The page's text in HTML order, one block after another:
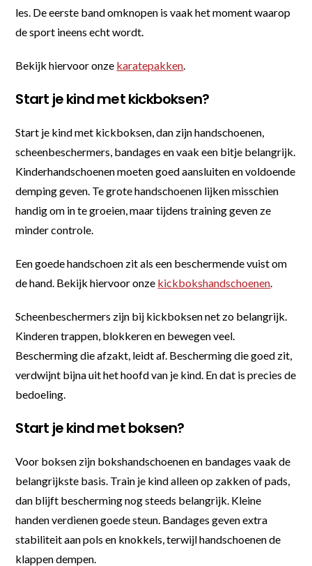
les. De eerste band omknopen is vaak het moment waarop
de sport ineens echt wordt.
Bekijk hiervoor onze karatepakken.
Start je kind met kickboksen?
Start je kind met kickboksen, dan zijn handschoenen,
scheenbeschermers, bandages en vaak een bitje belangrijk.
Kinderhandschoenen moeten goed aansluiten en voldoende
demping geven. Te grote handschoenen lijken misschien
handig om in te groeien, maar tijdens training geven ze
minder controle.
Een goede handschoen zit als een beschermende vuist om
de hand. Bekijk hiervoor onze kickbokshandschoenen.
Scheenbeschermers zijn bij kickboksen net zo belangrijk.
Kinderen trappen, blokkeren en bewegen veel.
Bescherming die afzakt, leidt af. Bescherming die goed zit,
verdwijnt bijna uit het hoofd van je kind. En dat is precies de
bedoeling.
Start je kind met boksen?
Voor boksen zijn bokshandschoenen en bandages vaak de
belangrijkste basis. Train je kind alleen op zakken of pads,
dan blijft bescherming nog steeds belangrijk. Kleine
handen verdienen goede steun. Bandages geven extra
stabiliteit aan pols en knokkels, terwijl handschoenen de
klappen dempen.